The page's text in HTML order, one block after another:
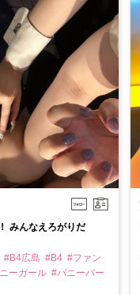
みんなえろがりだ
#B4広島 #B4 #ファン
ーガール #バニーバー